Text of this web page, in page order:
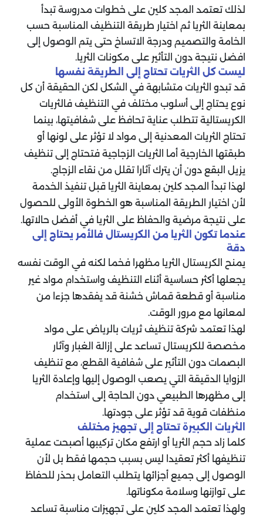
لذلك تعتمد المجد كلين على خطوات مدروسة تبدأ
بمعاينة الثريا ثم اختيار طريقة التنظيف المناسبة حسب
الخامة والتصميم ودرجة الاتساخ حتى يتم الوصول إلى
افضل نتيجة دون التأثير على مكونات الثريا.
ليست كل الثريات تحتاج إلى الطريقة نفسها
قد تبدو الثريات متشابهة في الشكل لكن الحقيقة أن كل
نوع يحتاج إلى أسلوب مختلف في التنظيف فالثريات
الكريستالية تتطلب عناية تحافظ على شفافيتها، بينما
تحتاج الثريات المعدنية إلى مواد لا تؤثر على لونها أو
طبقتها الخارجية أما الثريات الزجاجية فتحتاج إلى تنظيف
يزيل البقع دون أن يترك آثارا تقلل من نقاء الزجاج.
لهذا تبدأ المجد كلين بمعاينة الثريا قبل تنفيذ الخدمة
لأن اختيار الطريقة المناسبة هو الخطوة الأولى للحصول
على نتيجة مرضية والحفاظ على الثريا في أفضل حالاتها.
عندما تكون الثريا من الكريستال فالأمر يحتاج إلى
دقة
يمنح الكريستال الثريا مظهرا فخما لكنه في الوقت نفسه
يجعلها أكثر حساسية أثناء التنظيف واستخدام مواد غير
مناسبة أو قطعة قماش خشنة قد يفقدها جزءا من
لمعانها مع مرور الوقت.
لهذا تعتمد شركة تنظيف ثريات بالرياض على مواد
مخصصة للكريستال تساعد على إزالة الغبار وآثار
البصمات دون التأثير على شفافية القطع، مع تنظيف
الزوايا الدقيقة التي يصعب الوصول إليها وإعادة الثريا
إلى مظهرها الطبيعي دون الحاجة إلى استخدام
منظفات قوية قد تؤثر على جودتها.
الثريات الكبيرة تحتاج إلى تجهيز مختلف
كلما زاد حجم الثريا أو ارتفع مكان تركيبها أصبحت عملية
تنظيفها أكثر تعقيدا ليس بسبب حجمها فقط بل لأن
الوصول إلى جميع أجزائها يتطلب التعامل بحذر للحفاظ
على توازنها وسلامة مكوناتها.
ولهذا تعتمد المجد كلين على تجهيزات مناسبة تساعد